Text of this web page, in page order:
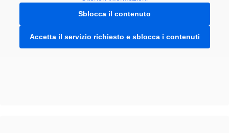
Sblocca il contenuto
Accetta il servizio richiesto e sblocca i contenuti